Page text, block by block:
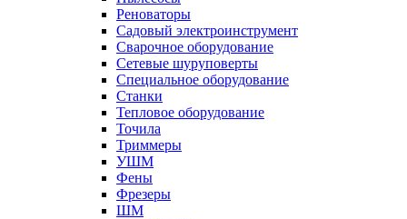
Реноваторы
Садовый электроинструмент
Сварочное оборудование
Сетевые шуруповерты
Специальное оборудование
Станки
Тепловое оборудование
Точила
Триммеры
УШМ
Фены
Фрезеры
ШМ